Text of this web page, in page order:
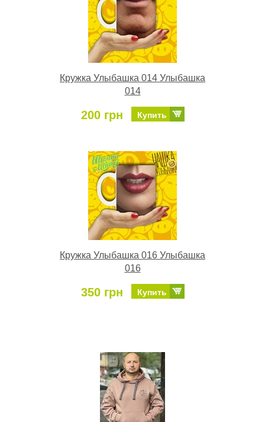
Кружка Улыбашка 014 Улыбашка
014
200 грн Купить
Кружка Улыбашка 016 Улыбашка
016
350 грн Купить